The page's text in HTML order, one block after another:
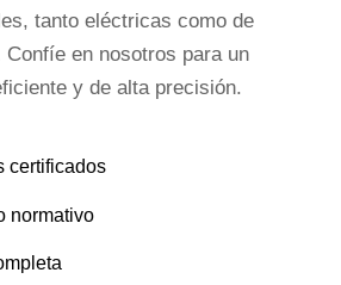
tanto eléctricas como de
Confíe en nosotros para un
y de alta precisión.
certificados
normativo